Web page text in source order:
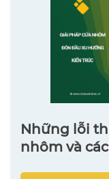
Những lỗi
nhôm và